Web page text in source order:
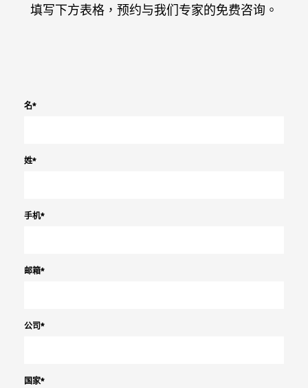
填写下方表格，预约与我们专家的免费咨询。
名*
姓*
手机*
邮箱*
公司*
国家*